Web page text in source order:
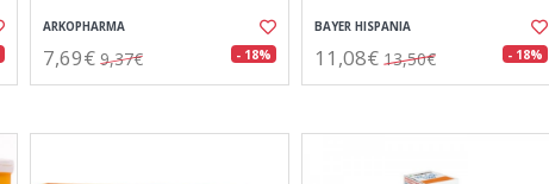
ARKOPHARMA
7,69€ 9,37€ - 18%
BAYER HISPANIA
11,08€ 13,50€ - 18%